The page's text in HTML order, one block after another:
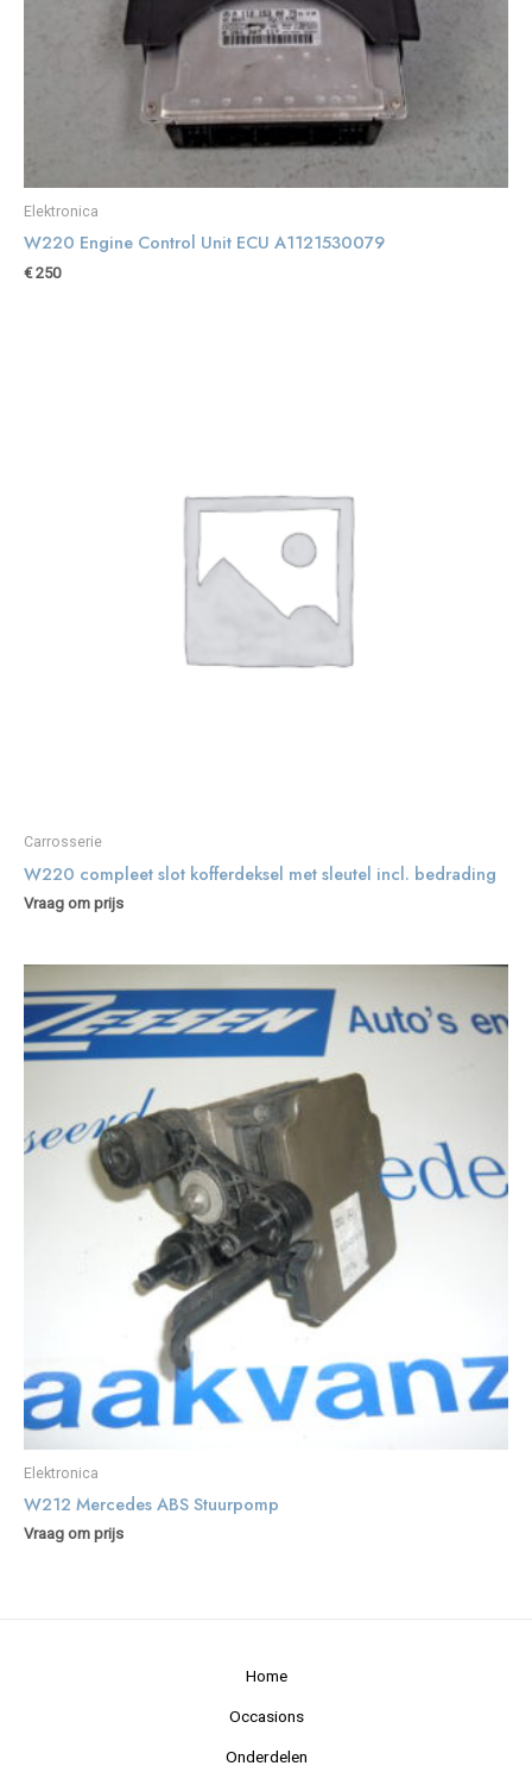
Elektronica
W220 Engine Control Unit ECU A1121530079
€250
Carrosserie
W220 compleet slot kofferdeksel met sleutel incl. bedrading
Vraag om prijs
Elektronica
W212 Mercedes ABS Stuurpomp
Vraag om prijs
Home
Occasions
Onderdelen